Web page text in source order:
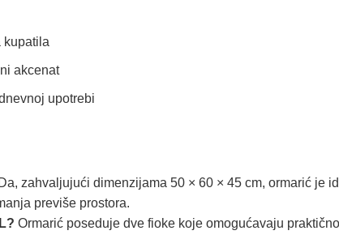
akcenat
upotrebi
Da, zahvaljujući dimenzijama 50 × 60 × 45 cm, ormarić je
previše prostora.
Ormarić poseduje dve fioke koje omogućavaju